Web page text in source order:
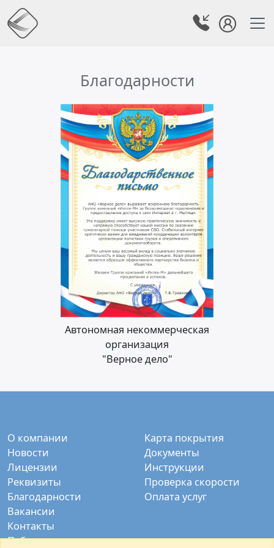
Благодарности
Автономная некоммерческая
организация
"Верное дело"
О компании
Новости
Лицензии
Реквизиты
Благодарности
Вакансии
Контакты
Карта покрытия
Документы
Инструкции
Проверка скорости
Оплата услуг
Публичные камеры